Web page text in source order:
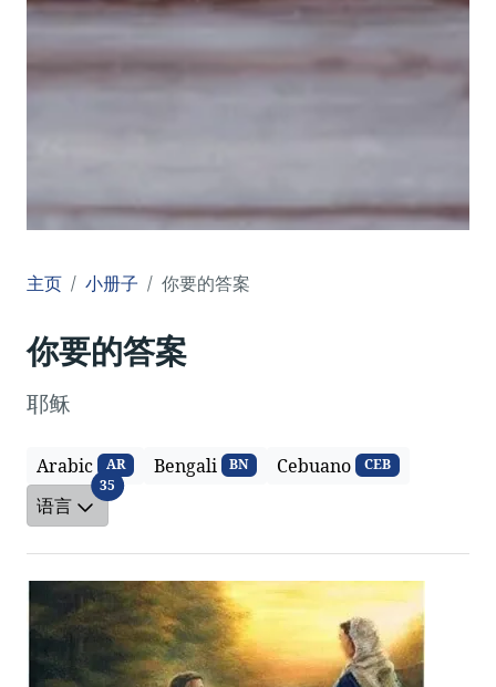
主页 小册子 你要的答案
你要的答案
耶稣
Arabic AR Bengali BN Cebuano CEB
语言
35 语言